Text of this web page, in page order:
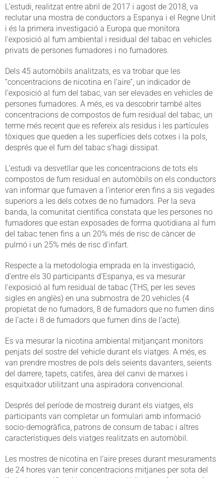
L’estudi, realitzat entre abril de 2017 i agost de 2018, va
reclutar una mostra de conductors a Espanya i el Regne Unit
i és la primera investigació a Europa que monitora
l’exposició al fum ambiental i residual del tabac en vehicles
privats de persones fumadores i no fumadores.
Dels 45 automòbils analitzats, es va trobar que les
“concentracions de nicotina en l’aire”, un indicador de
l’exposició al fum del tabac, van ser elevades en vehicles de
persones fumadores. A més, es va descobrir també altes
concentracions de compostos de fum residual del tabac, un
terme més recent que es refereix als residus i les partícules
tòxiques que queden a les superfícies dels cotxes i la pols,
després que el fum del tabac s’hagi dissipat.
L’estudi va desvetllar que les concentracions de tots els
compostos de fum residual en automòbils on els conductors
van informar que fumaven a l’interior eren fins a sis vegades
superiors a les dels cotxes de no fumadors. Per la seva
banda, la comunitat científica constata que les persones no
fumadores que estan exposades de forma quotidiana al fum
del tabac tenen fins a un 20% més de risc de càncer de
pulmó i un 25% més de risc d’infart.
Respecte a la metodologia emprada en la investigació,
d’entre els 30 participants d’Espanya, es va mesurar
l’exposició al fum residual de tabac (THS, per les seves
sigles en anglès) en una submostra de 20 vehicles (4
propietat de no fumadors, 8 de fumadors que no fumen dins
de l’acte i 8 de fumadors que fumen dins de l’acte).
Es va mesurar la nicotina ambiental mitjançant monitors
penjats del sostre del vehicle durant els viatges. A més, es
van prendre mostres de pols dels seients davanters, seients
del darrere, tapets, catifes, àrea del canvi de marxes i
esquitxador utilitzant una aspiradora convencional.
Després del període de mostreig durant els viatges, els
participants van completar un formulari amb informació
socio-demogràfica, patrons de consum de tabac i altres
característiques dels viatges realitzats en automòbil.
Les mostres de nicotina en l’aire preses durant mesuraments
de 24 hores van tenir concentracions mitjanes per sota del